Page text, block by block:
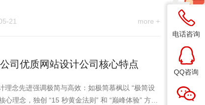
21
more +
司优质网站设计公司核心特点
理念先进强调极简与高效：如极简慕枫以 “极简设
心理念，独创 “15 秒黄金法则” 和 “巅峰体验” 方法
电话咨询
QQ咨询